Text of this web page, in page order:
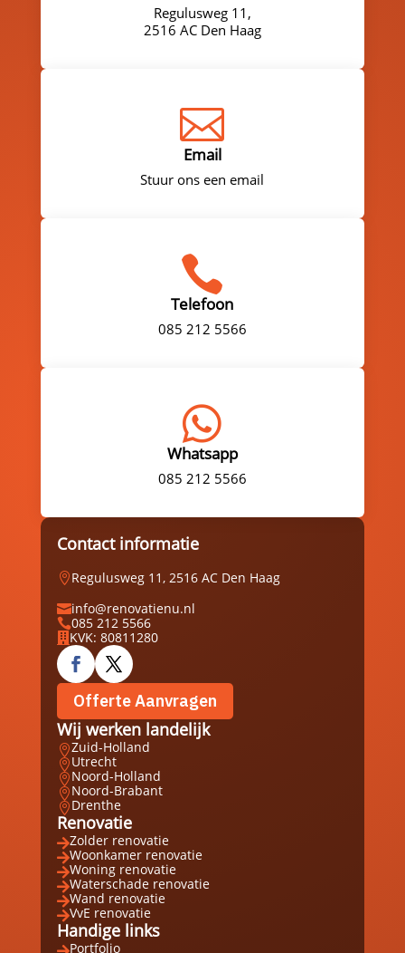
Regulusweg 11,
2516 AC Den Haag

Email
Stuur ons een email

Telefoon
085 212 5566

Whatsapp
085 212 5566
Contact informatie
Regulusweg 11, 2516 AC Den Haag
info@renovatienu.nl
085 212 5566
 KVK: 80811280
Offerte Aanvragen
Wij werken landelijk
Zuid-Holland
Utrecht
Noord-Holland
Noord-Brabant
Drenthe
Renovatie
Zolder renovatie
Woonkamer renovatie
Woning renovatie
Waterschade renovatie
Wand renovatie
VvE renovatie
Handige links
Portfolio